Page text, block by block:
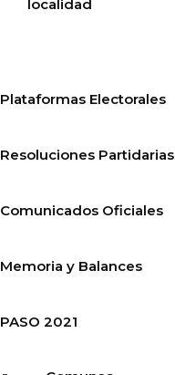
localidad
Plataformas Electorales
Resoluciones Partidarias
Comunicados Oficiales
Memoria y Balances
PASO 2021